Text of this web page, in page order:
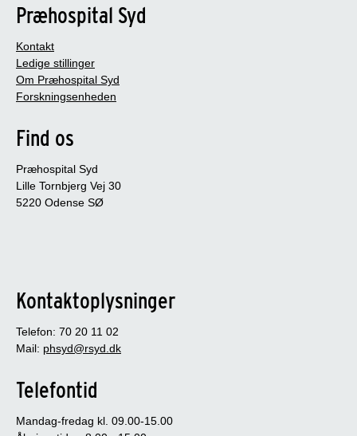
Præhospital Syd
Kontakt
Ledige stillinger
Om Præhospital Syd
Forskningsenheden
Find os
Præhospital Syd
Lille Tornbjerg Vej 30
5220 Odense SØ
Kontaktoplysninger
Telefon: 70 20 11 02
Mail: phsyd@rsyd.dk
Telefontid
Mandag-fredag kl. 09.00-15.00